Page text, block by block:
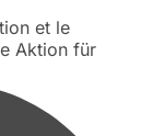
et le
Aktion für